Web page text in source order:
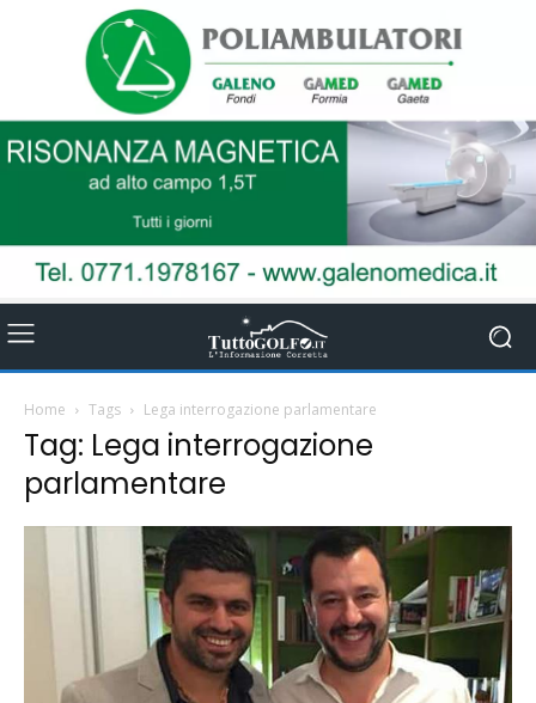
Home Tags Lega interrogazione parlamentare
Tag: Lega interrogazione
parlamentare